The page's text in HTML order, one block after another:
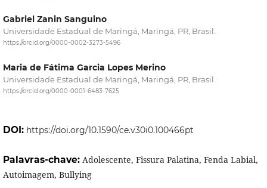
Gabriel Zanin Sanguino
Universidade Estadual de Maringá, Maringá, PR, Brasil.
https://orcid.org/0000-0002-3273-5496
Maria de Fátima Garcia Lopes Merino
Universidade Estadual de Maringá, Maringá, PR, Brasil.
https://orcid.org/0000-0001-6483-7625
DOI: https://doi.org/10.1590/ce.v30i0.100466pt
Palavras-chave: Adolescente, Fissura Palatina, Fenda Labial,
Autoimagem, Bullying